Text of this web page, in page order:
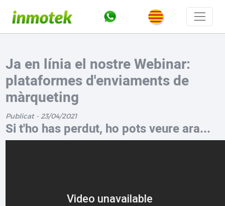
Ja en línia el nostre Webinar:
plataformes d'enviaments de
màrqueting
Publicat - 23/04/2021
Si t'ho has perdut, ho pots veure ara...